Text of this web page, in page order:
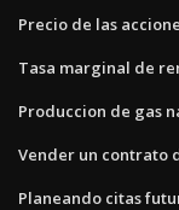
Precio de las
Tasa marginal de
Produccion de gas
Vender un contrato
Planeando citas